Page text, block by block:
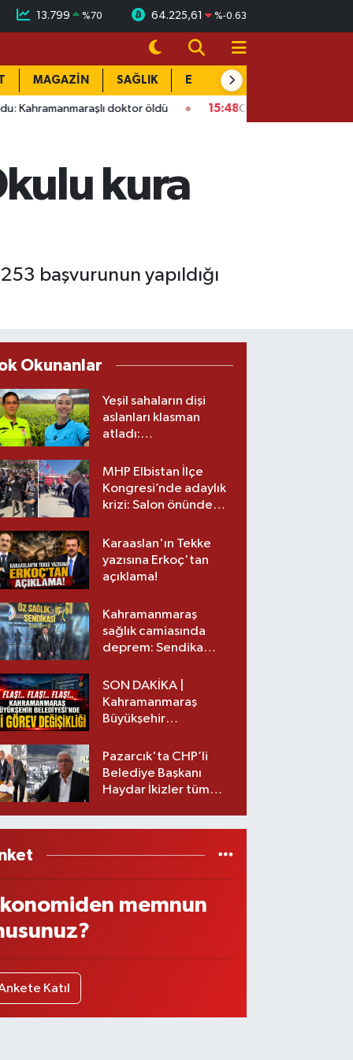
13.799 %70 64.225,61 %-0.63
MAGAZİN SAĞLIK EĞİTİM
doktor öldü 15:48 Onikişubat’ta ücretsiz üniversite
kura
başvurunun yapıldığı
Okunanlar
Yeşil sahaların dişi
aslanları klasman
atladı:
üst lige iki transfer!
MHP Elbistan İlçe
Kongresi’nde adaylık
krizi: Salon önünde
Karaaslan'ın Tekke
yazısına Erkoç'tan
açıklama!
Kahramanmaraş
sağlık camiasında
deprem: Sendika
SON DAKİKA |
Kahramanmaraş
Büyükşehir
görev değişikliği!
Pazarcık'ta CHP’li
Belediye Başkanı
Haydar İkizler tüm
memnun
Katıl